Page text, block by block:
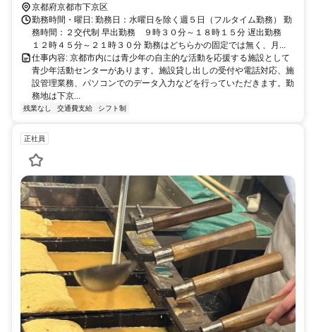
原町」下車徒歩 約4分
京都府京都市下京区
勤務時間・曜日: 勤務日：水曜日を除く週５日（フルタイム勤務） 勤
務時間：２交代制 早出勤務 ９時３０分～１８時１５分 遅出勤務
１２時４５分～２１時３０分 勤務はどちらかの固定では無く、月...
仕事内容: 京都市内には青少年の自主的な活動を応援する施設として
青少年活動センターがあります。施設貸し出しの受付や電話対応、施
設管理業務、パソコンでのデータ入力などを行っていただきます。勤
務地は下京...
残業なし 交通費支給 シフト制
正社員